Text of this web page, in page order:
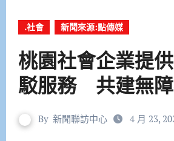
.社會 新聞來源:點傳媒
桃園社會企業提
駁服務 共建無
By 新聞聯訪中心 4 月 23,